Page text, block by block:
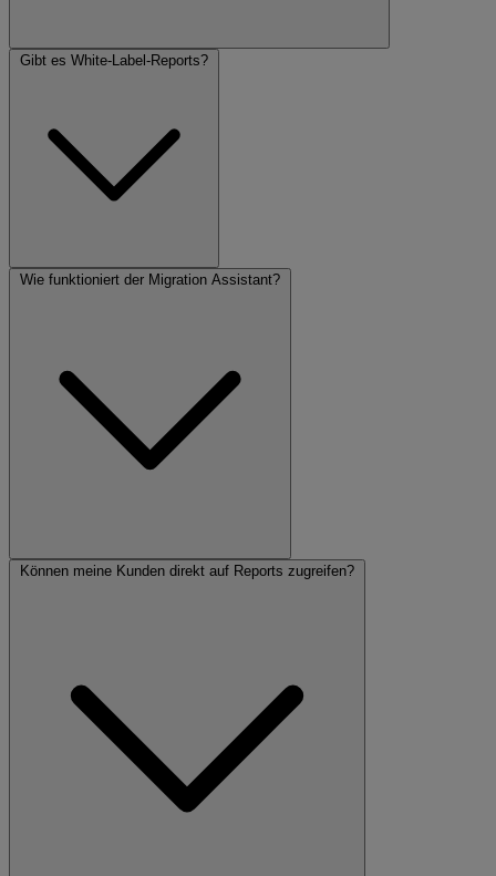
Gibt es White-Label-Reports?
Wie funktioniert der Migration Assistant?
Können meine Kunden direkt auf Reports zugreifen?